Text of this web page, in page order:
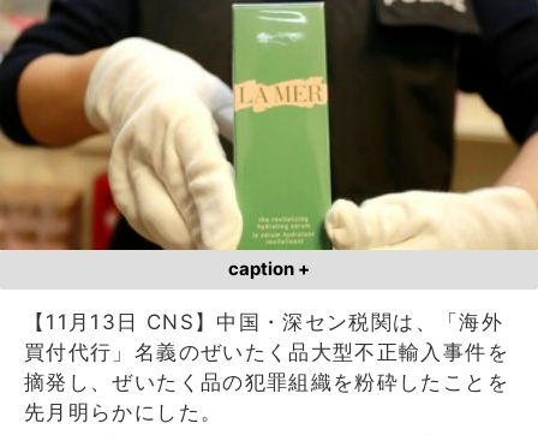
caption +
【11月13日 CNS】中国・深セン税関は、「海外
買付代行」名義のぜいたく品大型不正輸入事件を
摘発し、ぜいたく品の犯罪組織を粉砕したことを
先月明らかにした。